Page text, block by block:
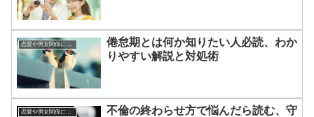
倦怠期とは何か知りたい人必読、わか
りやすい解説と対処術
恋愛や男女関係についてのあれこれ
不倫の終わらせ方で悩んだら読む、守